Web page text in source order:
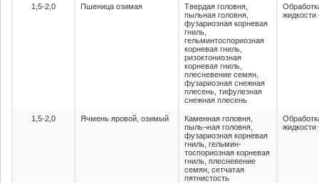
1,5-2,0 Пшеница озимая
Твердая головня,
пыльная головня,
фузариозная корневая
гниль,
гельминтоспориозная
корневая гниль,
ризоктониозная
корневая гниль,
плесневение семян,
фузариозная снежная
плесень, тифулезная
снежная плесень
жидкости
1,5-2,0 Ячмень яровой, озимый
Каменная головня,
пыль¬ная головня,
фузариозная корневая
гниль, гельмин-
тоспориозная корневая
гниль, плесневение
семян, сетчатая
пятнистость
жидкости